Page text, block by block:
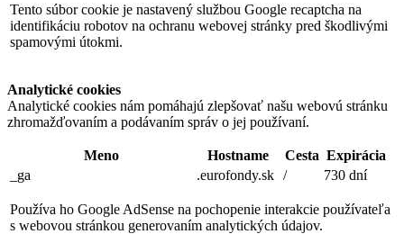
Tento súbor cookie je nastavený službou Google recaptcha na
identifikáciu robotov na ochranu webovej stránky pred škodlivými
spamovými útokmi.
Analytické cookies
Analytické cookies nám pomáhajú zlepšovať našu webovú stránku
zhromažďovaním a podávaním správ o jej používaní.
Meno Hostname Cesta Expirácia
_ga
.eurofondy.sk / 730 dní
Používa ho Google AdSense na pochopenie interakcie používateľa
s webovou stránkou generovaním analytických údajov.